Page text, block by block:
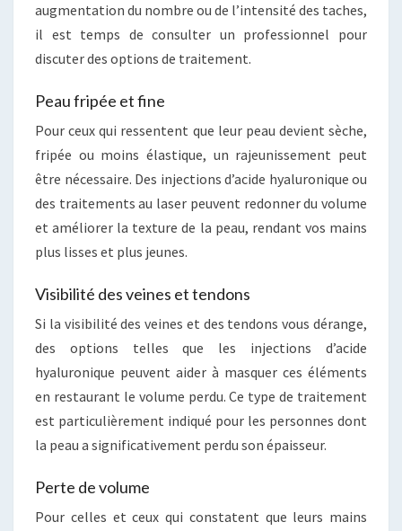
augmentation du nombre ou de l’intensité des taches,
il est temps de consulter un professionnel pour
discuter des options de traitement.
Peau fripée et fine
Pour ceux qui ressentent que leur peau devient sèche,
fripée ou moins élastique, un rajeunissement peut
être nécessaire. Des injections d’acide hyaluronique ou
des traitements au laser peuvent redonner du volume
et améliorer la texture de la peau, rendant vos mains
plus lisses et plus jeunes.
Visibilité des veines et tendons
Si la visibilité des veines et des tendons vous dérange,
des options telles que les injections d’acide
hyaluronique peuvent aider à masquer ces éléments
en restaurant le volume perdu. Ce type de traitement
est particulièrement indiqué pour les personnes dont
la peau a significativement perdu son épaisseur.
Perte de volume
Pour celles et ceux qui constatent que leurs mains